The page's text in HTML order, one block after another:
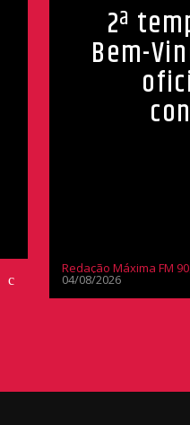
2ª
Bem-
Redação Máxima FM
04/08/2026